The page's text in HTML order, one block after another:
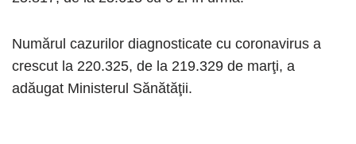
Numărul cazurilor diagnosticate cu coronavirus a
crescut la 220.325, de la 219.329 de marţi, a
adăugat Ministerul Sănătăţii.